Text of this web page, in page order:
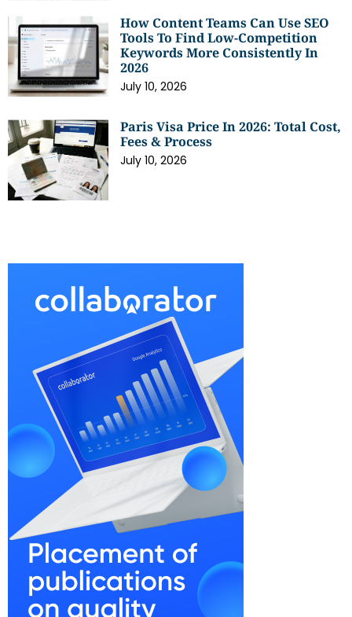
How Content Teams Can Use SEO
Tools To Find Low-Competition
Keywords More Consistently In
2026
July 10, 2026
Paris Visa Price In 2026: Total Cost,
Fees & Process
July 10, 2026